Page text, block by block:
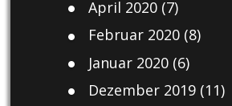
April 2020(7)
Februar 2020(8)
Januar 2020(6)
Dezember 2019(11)